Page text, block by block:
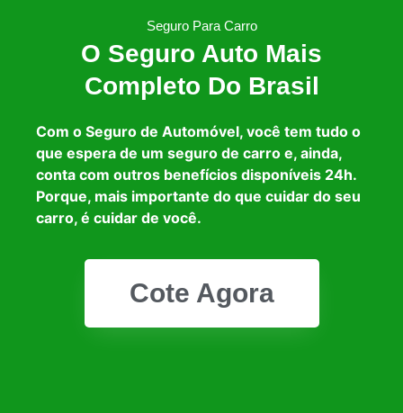
Seguro Para Carro
O Seguro Auto Mais
Completo Do Brasil
Com o Seguro de Automóvel, você tem tudo o
que espera de um seguro de carro e, ainda,
conta com outros benefícios disponíveis 24h.
Porque, mais importante do que cuidar do seu
carro, é cuidar de você.
Cote Agora